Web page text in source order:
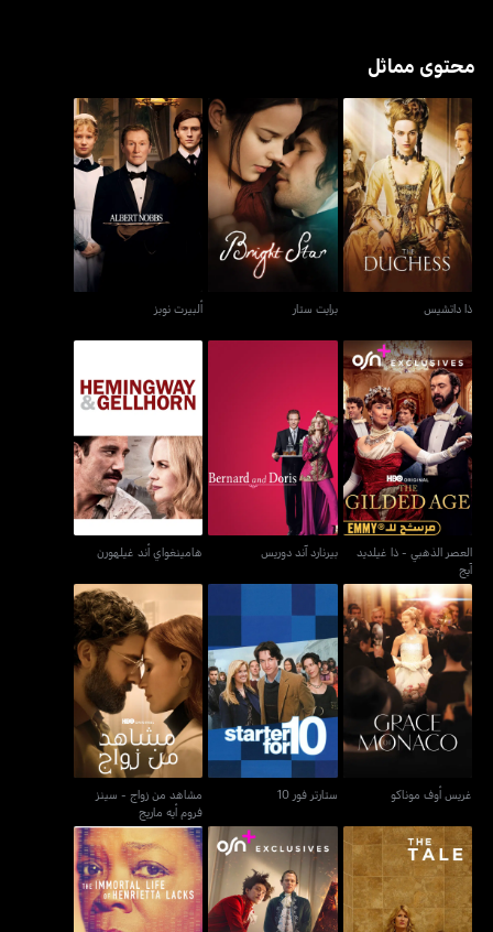
محتوى مماثل
ذا داتشيس
ذا داتشيس
برايت ستار
برايت ستار
ألبيرت نوبز
ألبيرت نوبز
العصر الذهبي - ذا غيلديد
آيج
العصر الذهبي - ذا غيلديد
آيج
بيرنارد آند دوريس
بيرنارد آند دوريس
هامينغواي أند غيلهورن
هامينغواي أند غيلهورن
غريس أوف موناكو
غريس أوف موناكو
ستارتر فور 10
ستارتر فور 10
مشاهد من زواج - سينز
فروم أيه ماريج
مشاهد من زواج - سينز
فروم أيه ماريج
ذا تيل أماديوس
ذا إمورتال لايف أوف هانرييتا